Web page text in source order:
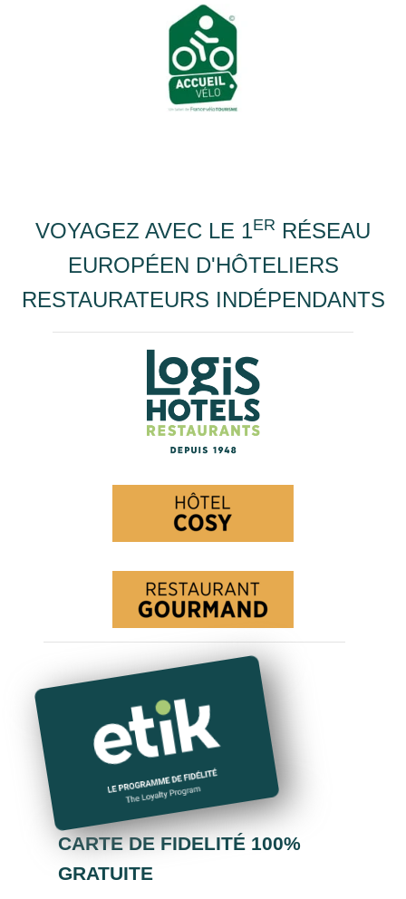
VOYAGEZ AVEC LE 1ER RÉSEAU
EUROPÉEN D'HÔTELIERS
RESTAURATEURS INDÉPENDANTS
CARTE DE FIDELITÉ 100%
GRATUITE